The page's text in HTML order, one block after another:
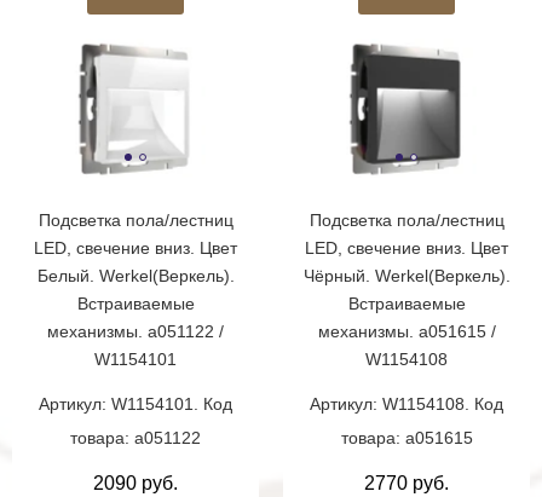
Подсветка пола/лестниц
LED, свечение вниз. Цвет
Белый. Werkel(Веркель).
Встраиваемые
механизмы. a051122 /
W1154101
Артикул: W1154101. Код
товара: a051122
2090 руб.
Подсветка пола/лестниц
LED, свечение вниз. Цвет
Чёрный. Werkel(Веркель).
Встраиваемые
механизмы. a051615 /
W1154108
Артикул: W1154108. Код
товара: a051615
2770 руб.